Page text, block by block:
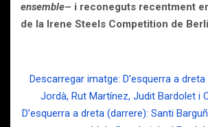
ensemble– i reconeguts recentment
de la Irene Steels Competition de
Descarregar imatge: D’esquerra a
Jordà, Rut Martínez, Judit Bardolet i
D’esquerra a dreta (darrere): Santi